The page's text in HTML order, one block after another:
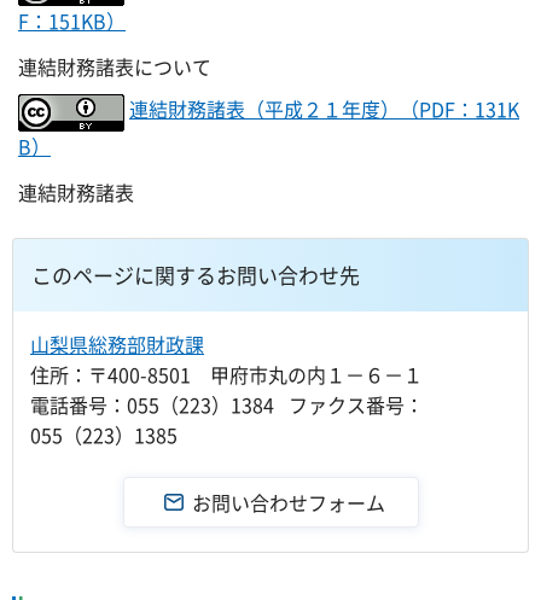
F：151KB）
連結財務諸表について
連結財務諸表（平成２１年度）（PDF：131K
B）
連結財務諸表
このページに関するお問い合わせ先
山梨県総務部財政課
住所：〒400-8501 甲府市丸の内１－６－１
電話番号：055（223）1384 ファクス番号：
055（223）1385